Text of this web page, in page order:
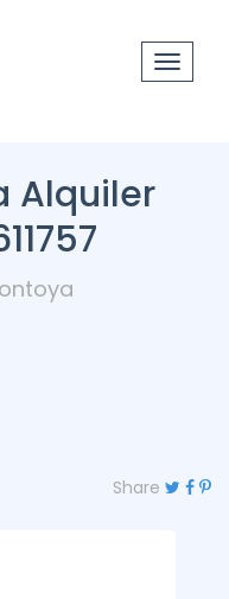
Toggle
Alquiler
Share